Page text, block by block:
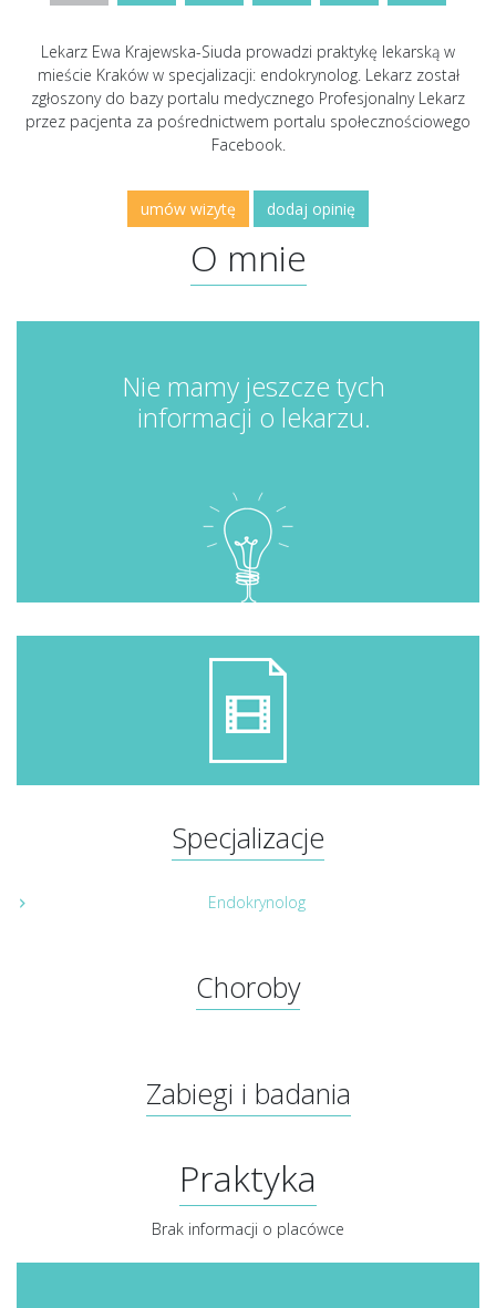
Lekarz Ewa Krajewska-Siuda prowadzi praktykę lekarską w
mieście Kraków w specjalizacji: endokrynolog. Lekarz został
zgłoszony do bazy portalu medycznego Profesjonalny Lekarz
przez pacjenta za pośrednictwem portalu społecznościowego
Facebook.
umów wizytę dodaj opinię
O mnie
Nie mamy jeszcze tych
informacji o lekarzu.
Specjalizacje
Endokrynolog
Choroby
Zabiegi i badania
Praktyka
Brak informacji o placówce